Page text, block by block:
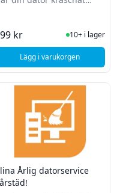
(från pris)
med en backup!
kr I Lager
10+ i lager
Lägg i varukorgen
, Alina Backup
Årlig datorservice